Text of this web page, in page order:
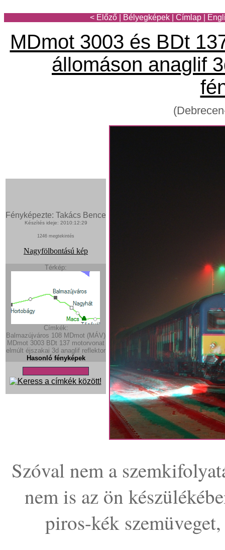
< Előző Bélyegképek Címlap
MDmot 3003 és BDt
állomáson anaglif
Fényképezte: Takács Bence
Készítés ideje: 2010:12:29
1246 megtekintés
Nagyfölbontású kép
Térkép:
Címkék:
Balmazújváros 108 MDmot (MÁV)
MDmot 3003 BDt 137 motorvonat
elmúlt éjszakai 3d anaglif reflektor
Hasonló fényképek
Szóval nem a
nem is az ön
piros-kék